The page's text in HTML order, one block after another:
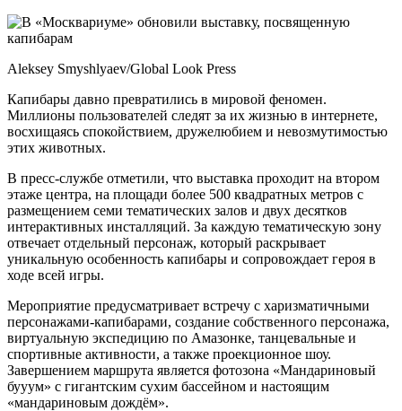
Aleksey Smyshlyaev/Global Look Press
Капибары давно превратились в мировой феномен.
Миллионы пользователей следят за их жизнью в интернете,
восхищаясь спокойствием, дружелюбием и невозмутимостью
этих животных.
В пресс-службе отметили, что выставка проходит на втором
этаже центра, на площади более 500 квадратных метров с
размещением семи тематических залов и двух десятков
интерактивных инсталляций. За каждую тематическую зону
отвечает отдельный персонаж, который раскрывает
уникальную особенность капибары и сопровождает героя в
ходе всей игры.
Мероприятие предусматривает встречу с харизматичными
персонажами-капибарами, создание собственного персонажа,
виртуальную экспедицию по Амазонке, танцевальные и
спортивные активности, а также проекционное шоу.
Завершением маршрута является фотозона «Мандариновый
бууум» с гигантским сухим бассейном и настоящим
«мандариновым дождём».